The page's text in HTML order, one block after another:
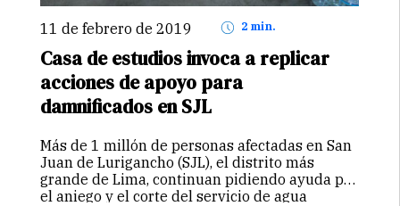
11 de febrero de 2019 2 min.
Casa de estudios invoca a replicar
acciones de apoyo para
damnificados en SJL
Más de 1 millón de personas afectadas en San
Juan de Lurigancho (SJL), el distrito más
grande de Lima, continuan pidiendo ayuda por
el aniego y el corte del servicio de agua